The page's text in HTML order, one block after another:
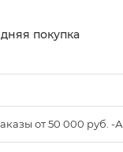
покупка
от 50 000